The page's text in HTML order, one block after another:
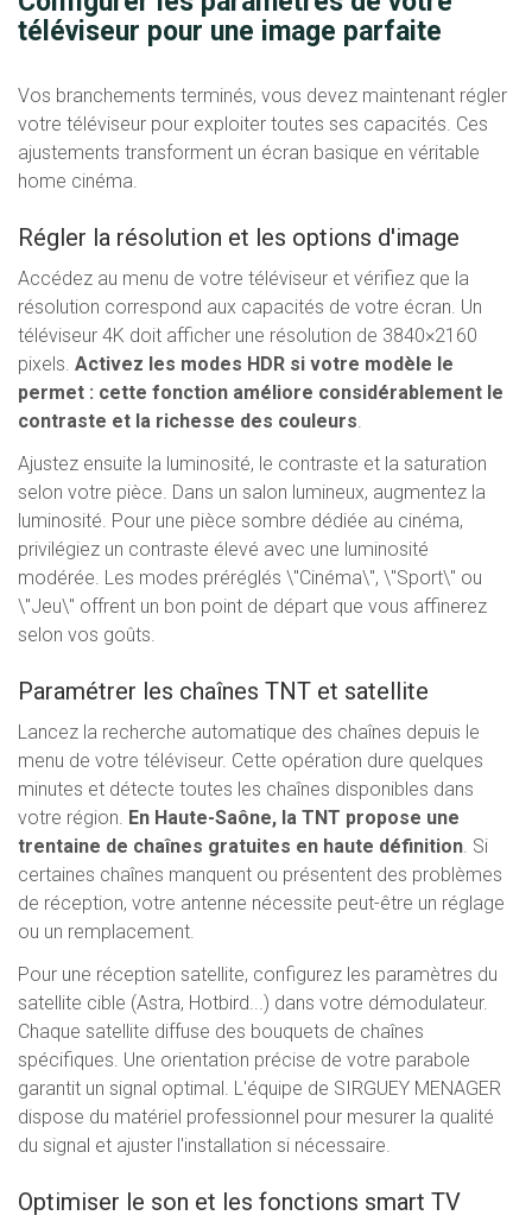
téléviseur pour une image parfaite
Vos branchements terminés, vous devez maintenant régler
votre téléviseur pour exploiter toutes ses capacités. Ces
ajustements transforment un écran basique en véritable
home cinéma.
Régler la résolution et les options d'image
Accédez au menu de votre téléviseur et vérifiez que la
résolution correspond aux capacités de votre écran. Un
téléviseur 4K doit afficher une résolution de 3840×2160
pixels. Activez les modes HDR si votre modèle le
permet : cette fonction améliore considérablement le
contraste et la richesse des couleurs.
Ajustez ensuite la luminosité, le contraste et la saturation
selon votre pièce. Dans un salon lumineux, augmentez la
luminosité. Pour une pièce sombre dédiée au cinéma,
privilégiez un contraste élevé avec une luminosité
modérée. Les modes préréglés \"Cinéma\", \"Sport\" ou
\"Jeu\" offrent un bon point de départ que vous affinerez
selon vos goûts.
Paramétrer les chaînes TNT et satellite
Lancez la recherche automatique des chaînes depuis le
menu de votre téléviseur. Cette opération dure quelques
minutes et détecte toutes les chaînes disponibles dans
votre région. En Haute-Saône, la TNT propose une
trentaine de chaînes gratuites en haute définition. Si
certaines chaînes manquent ou présentent des problèmes
de réception, votre antenne nécessite peut-être un réglage
ou un remplacement.
Pour une réception satellite, configurez les paramètres du
satellite cible (Astra, Hotbird...) dans votre démodulateur.
Chaque satellite diffuse des bouquets de chaînes
spécifiques. Une orientation précise de votre parabole
garantit un signal optimal. L'équipe de SIRGUEY MENAGER
dispose du matériel professionnel pour mesurer la qualité
du signal et ajuster l'installation si nécessaire.
Optimiser le son et les fonctions smart TV